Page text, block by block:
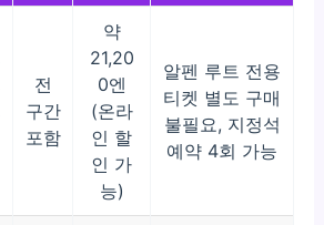
전
구간
포함
약
21,20
0엔
(온라
인 할
인 가
능)
알펜 루트 전용
티켓 별도 구매
불필요, 지정석
예약 4회 가능